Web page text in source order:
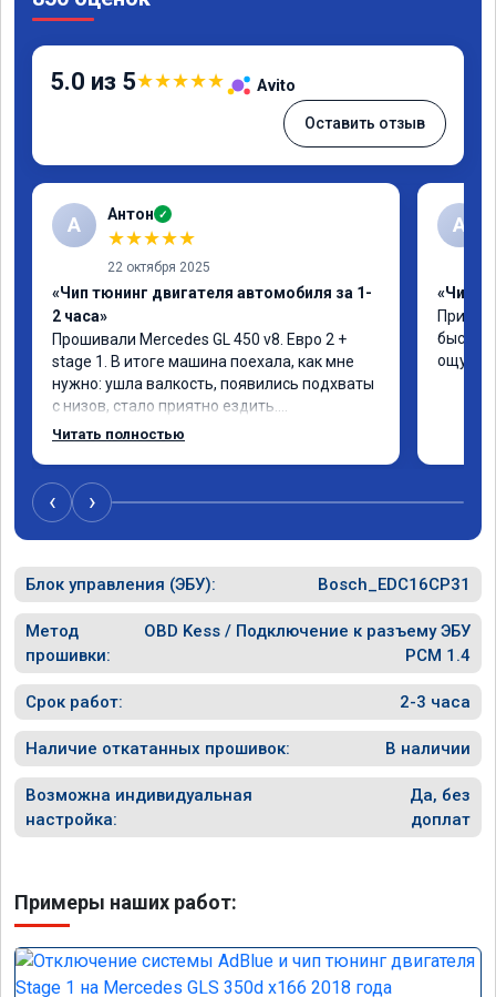
5.0 из 5★★★★★ Avito
Оставить отзыв
А Антон ✓
★★★★★
22 октября 2025
«Чип тюнинг двигателя автомобиля за 1-
2 часа»
Прошивали Mercedes GL 450 v8. Евро 2 +
stage 1. В итоге машина поехала, как мне
нужно: ушла валкость, появились подхваты
с низов, стало приятно ездить.
Одни из лучших трат, в авто! 🔥
Читать полностью
A
«Чип
‹ ›
Блок управления (ЭБУ): Bosch_EDC16CP31
Метод
прошивки:
OBD Kess / Подключение к разъему ЭБУ
PCM 1.4
Срок работ: 2-3 часа
Наличие откатанных прошивок: В наличии
Возможна индивидуальная
настройка:
Да, без
доплат
Примеры наших работ: